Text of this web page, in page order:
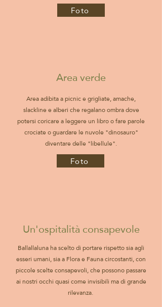
Foto
Area verde
Area adibita a picnic e grigliate, amache,
slackline e alberi che regalano ombra dove
potersi coricare a leggere un libro o fare parole
crociate o guardare le nuvole "dinosauro"
diventare delle "libellule".
Foto
Un'ospitalità consapevole
Ballallaluna ha scelto di portare rispetto sia agli
esseri umani, sia a Flora e Fauna circostanti, con
piccole scelte consapevoli, che possono passare
ai nostri occhi quasi come invisibili ma di grande
rilevanza.